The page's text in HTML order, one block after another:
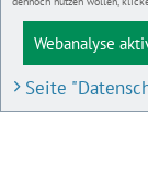
Webanalyse
Seite